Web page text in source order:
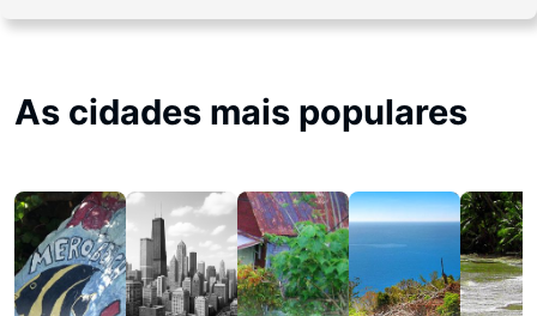
As cidades mais populares